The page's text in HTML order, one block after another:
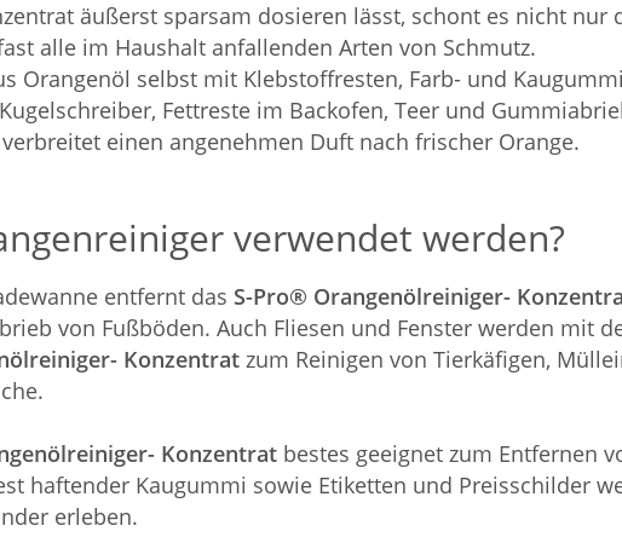
äußerst sparsam dosieren lässt, schont es nicht
alle im Haushalt anfallenden Arten von Schmutz.
Orangenöl selbst mit Klebstoffresten, Farb- und
Fettreste im Backofen, Teer und
einen angenehmen Duft nach frischer Orange.
verwendet werden?
entfernt das S-Pro® Orangenölreiniger-
von Fußböden. Auch Fliesen und Fenster werden mit
Konzentrat zum Reinigen von Tierkäfigen,
Konzentrat bestes geeignet zum Entfernen
haftender Kaugummi sowie Etiketten und Preisschilder
erleben.